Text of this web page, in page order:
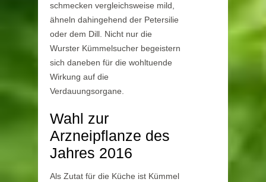
schmecken vergleichsweise mild,
ähneln dahingehend der Petersilie
oder dem Dill. Nicht nur die
Wurster Kümmelsucher begeistern
sich daneben für die wohltuende
Wirkung auf die
Verdauungsorgane.
Wahl zur
Arzneipflanze des
Jahres 2016
Als Zutat für die Küche ist Kümmel